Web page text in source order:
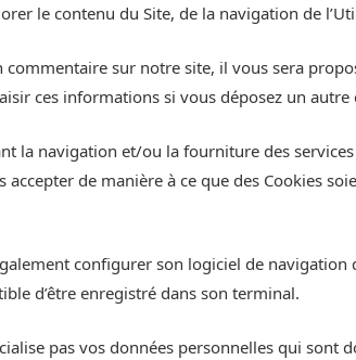
le contenu du Site, de la navigation de
commentaire sur notre site, il vous sera
ces informations si vous déposez un
la navigation et/ou la fourniture des
accepter de manière à ce que des Cookies
configurer son logiciel de
d’être enregistré dans son terminal.
pas vos données personnelles qui sont